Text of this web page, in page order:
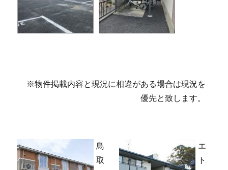
※物件掲載内容と現況に相違がある場合は現況を
優先と致します。
鳥
取
エ
ト